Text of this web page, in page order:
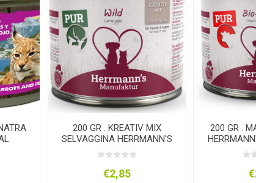
200 GR . KREATIV MIX
SELVAGGINA HERRMANN'S
€2,85
200 GR .